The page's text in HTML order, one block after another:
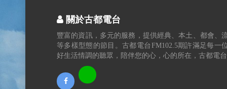
關於古都電台
豐富的資訊，多元的服務，提供經典、本土、都會、
等多樣型態的節目。古都電台FM102.5期許滿足每一
好生活情調的聽眾，陪伴您的心，心的所在，古都電